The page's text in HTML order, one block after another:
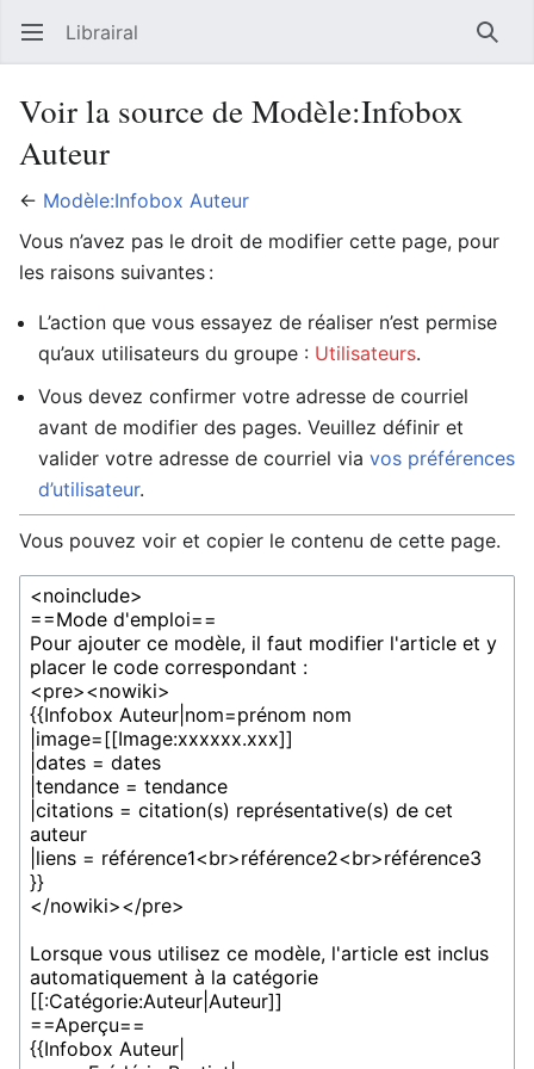
Ouvrir le menu principal Librairal
Voir la source de Modèle:Infobox
Auteur
← Modèle:Infobox Auteur
Vous n’avez pas le droit de modifier cette page, pour
les raisons suivantes :
L’action que vous essayez de réaliser n’est permise
qu’aux utilisateurs du groupe : Utilisateurs.
Vous devez confirmer votre adresse de courriel
avant de modifier des pages. Veuillez définir et
valider votre adresse de courriel via vos préférences
d’utilisateur.
Vous pouvez voir et copier le contenu de cette page.